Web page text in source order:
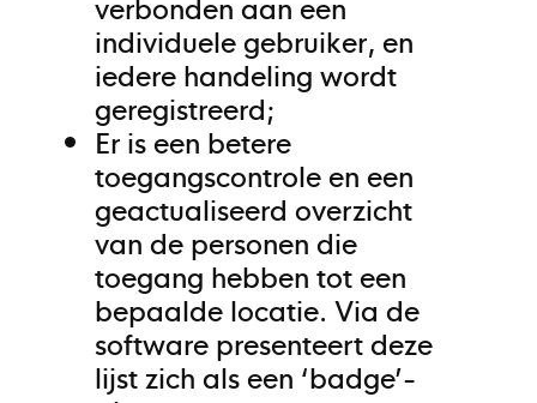
individuele gebruiker, en
iedere handeling wordt
geregistreerd;
Er is een betere
toegangscontrole en een
geactualiseerd overzicht
van de personen die
toegang hebben tot een
bepaalde locatie. Via de
software presenteert deze
lijst zich als een ‘badge’-